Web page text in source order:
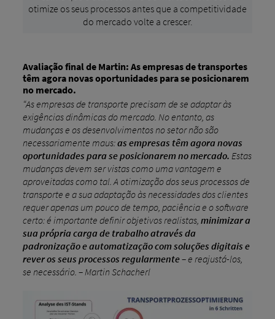
otimize os seus processos antes que a competitividade
do mercado volte a crescer.
Avaliação final de Martin: As empresas de transportes
têm agora novas oportunidades para se posicionarem
no mercado.
“As empresas de transporte precisam de se adaptar às
exigências dinâmicas do mercado. No entanto, as
mudanças e os desenvolvimentos no setor não são
necessariamente maus:as empresas têm agora novas
oportunidades para se posicionarem no mercado. Estas
mudanças devem ser vistas como uma vantagem e
aproveitadas como tal. A otimização dos seus processos de
transporte e a sua adaptação às necessidades dos clientes
requer apenas um pouco de tempo, paciência e o software
certo: é importante definir objetivos realistas, minimizar a
sua própria carga de trabalho através da
padronização e automatização com soluções digitais e
rever os seus processos regularmente– e reajustá-los,
se necessário. – Martin Schacherl